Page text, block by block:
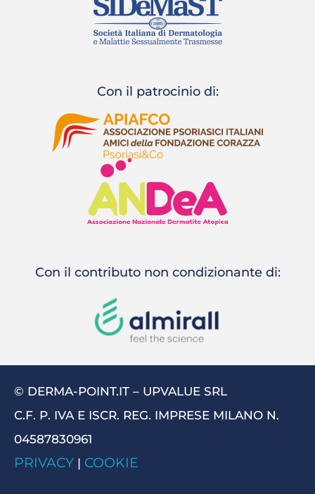
Con il patrocinio di:
Con il contributo non condizionante di:
© DERMA-POINT.IT – UPVALUE SRL
C.F. P. IVA E ISCR. REG. IMPRESE MILANO N.
04587830961
PRIVACY | COOKIE